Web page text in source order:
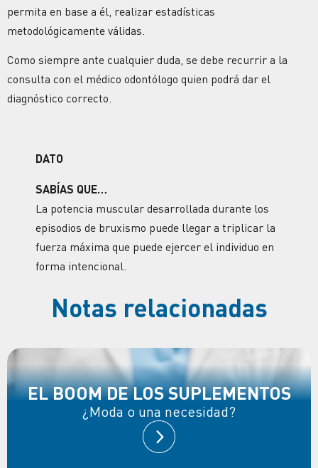
permita en base a él, realizar estadísticas
metodológicamente válidas.
Como siempre ante cualquier duda, se debe recurrir a la
consulta con el médico odontólogo quien podrá dar el
diagnóstico correcto.
DATO
SABÍAS QUE…
La potencia muscular desarrollada durante los
episodios de bruxismo puede llegar a triplicar la
fuerza máxima que puede ejercer el individuo en
forma intencional.
Notas relacionadas
EL BOOM DE LOS SUPLEMENTOS
¿Moda o una necesidad?